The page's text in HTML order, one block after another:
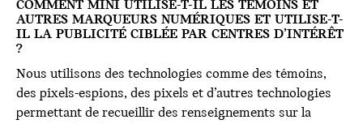
COMMENT MINI UTILISE-T-IL LES TÉMOINS ET
AUTRES MARQUEURS NUMÉRIQUES ET UTILISE-T-
IL LA PUBLICITÉ CIBLÉE PAR CENTRES D’INTÉRÊT
?
Nous utilisons des technologies comme des témoins,
des pixels-espions, des pixels et d’autres technologies
permettant de recueillir des renseignements sur la